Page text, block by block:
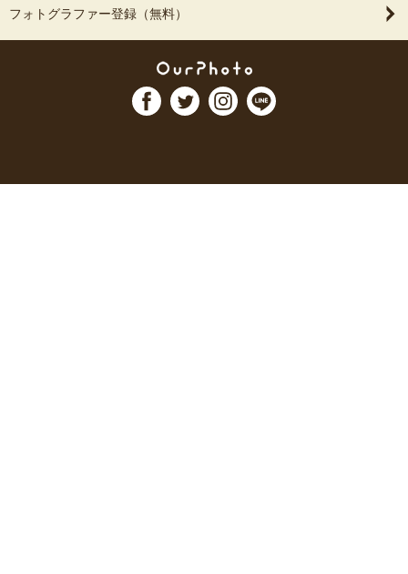
フォトグラファー登録（無料）